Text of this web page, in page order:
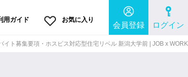
用ガイド お気に入り
会員登録 ログイン
イト募集要項・ホスピス対応型住宅リベル 新潟大学前 | JOB x WORK